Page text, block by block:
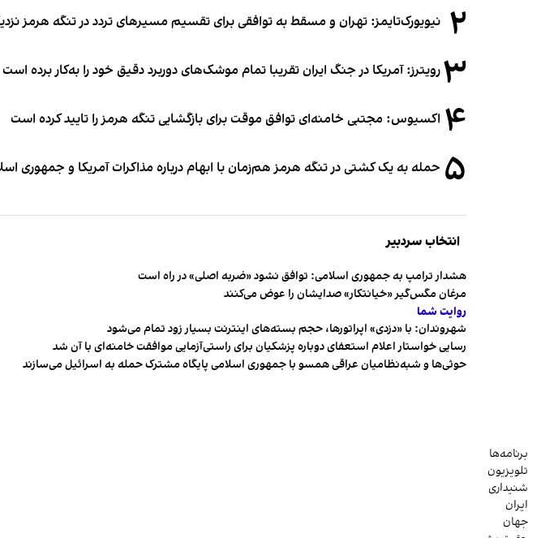
۲ نیویورک‌تایمز: تهران و مسقط به توافقی برای تقسیم مسیرهای تردد در تنگه هرمز
۳رویترز: آمریکا در جنگ ایران تقریبا تمام موشک‌های دوربرد دقیق خود را به‌کار برده است
۴ اکسیوس: مجتبی خامنه‌ای توافق موقت برای بازگشایی تنگه هرمز را تایید کرده است
۵ حمله به یک کشتی در تنگه هرمز هم‌زمان با ابهام درباره مذاکرات آمریکا و جمهوری
انتخاب سردبیر
هشدار ترامپ به جمهوری اسلامی: توافق نشود «ضربه اصلی» در راه است
مرغان مگس‌گیر «خیانتکار» صدایشان را عوض می‌کنند
روایت شما
شهروندان:‌ با «دزدی» اپراتورها، حجم بسته‌های اینترنت بسیار زود تمام می‌شود
رسایی خواستار اعلام استعفای دوباره پزشکیان برای راستی‌آزمایی موافقت خامنه‌ای با آن شد
حوثی‌ها و شبه‌نظامیان عراقی همسو با جمهوری اسلامی پایگاه مشترک حمله به اسرائیل می‌سازند
برنامه‌ها
تلویزیون
شنیداری
ایران
جهان